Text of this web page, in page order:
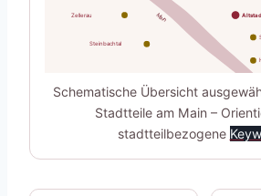
Main
Zellerau
Steinbachtal
Schematische Übersicht
Stadtteile am Main –
stadtteilbezogene